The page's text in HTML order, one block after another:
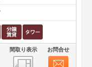
間取り表示 お問合せ